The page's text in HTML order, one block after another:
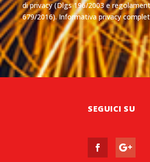
di privacy (Dlgs 196/2003 e
679/2016). Informativa privacy
SEGUICI SU